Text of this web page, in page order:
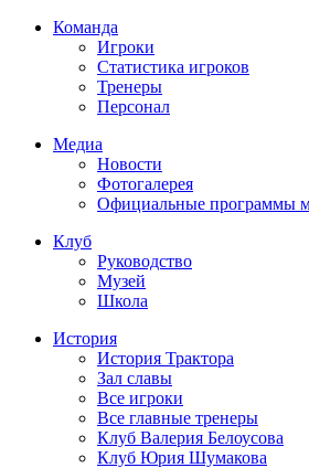
Команда
Игроки
Статистика игроков
Тренеры
Персонал
Медиа
Новости
Фотогалерея
Официальные программы
Клуб
Руководство
Музей
Школа
История
История Трактора
Зал славы
Все игроки
Все главные тренеры
Клуб Валерия Белоусова
Клуб Юрия Шумакова